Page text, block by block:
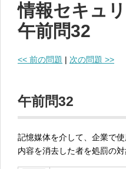
情報セキュ
午前問32
<< 前の問題 | 次の問題 >>
午前問32
記憶媒体を介して、企業で
内容を消去した者を処罰の